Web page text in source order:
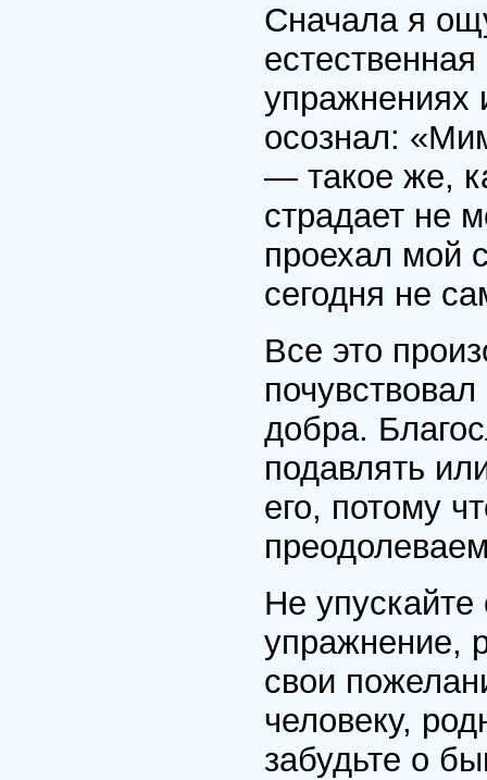
Сначала я
упражнениях
осознал:
— такое же,
страдает не
проехал мой
сегодня не
Все это
добра.
подавлять
его, потому
Не упускайте
упражнение,
свои
человеку,
забудьте о